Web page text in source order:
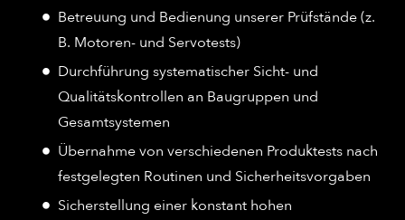
Betreuung und Bedienung unserer Prüfstände (z.
B. Motoren- und Servotests)
Durchführung systematischer Sicht- und
Qualitätskontrollen an Baugruppen und
Gesamtsystemen
Übernahme von verschiedenen Produktests nach
festgelegten Routinen und Sicherheitsvorgaben
Sicherstellung einer konstant hohen